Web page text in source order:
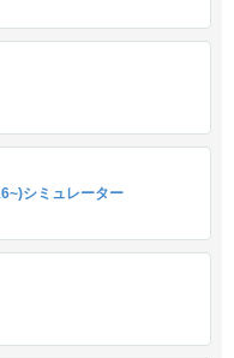
シミュレーター